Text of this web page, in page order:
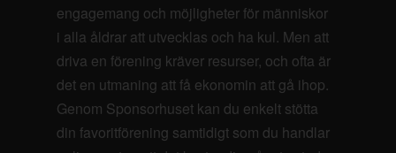
engagemang och möjligheter för människor
i alla åldrar att utvecklas och ha kul. Men att
driva en förening kräver resurser, och ofta är
det en utmaning att få ekonomin att gå ihop.
Genom Sponsorhuset kan du enkelt stötta
din favoritförening samtidigt som du handlar